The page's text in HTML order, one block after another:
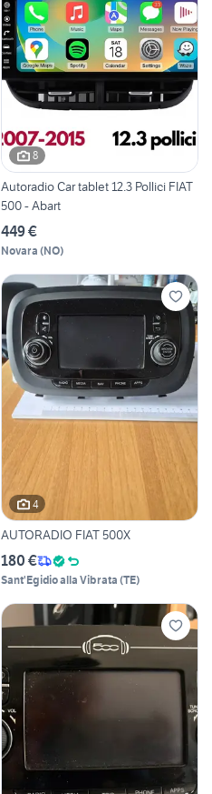
8
Autoradio Car tablet 12.3 Pollici FIAT
500 - Abart
449 €
Novara (NO)
4
AUTORADIO FIAT 500X
180 €
Sant'Egidio alla Vibrata (TE)